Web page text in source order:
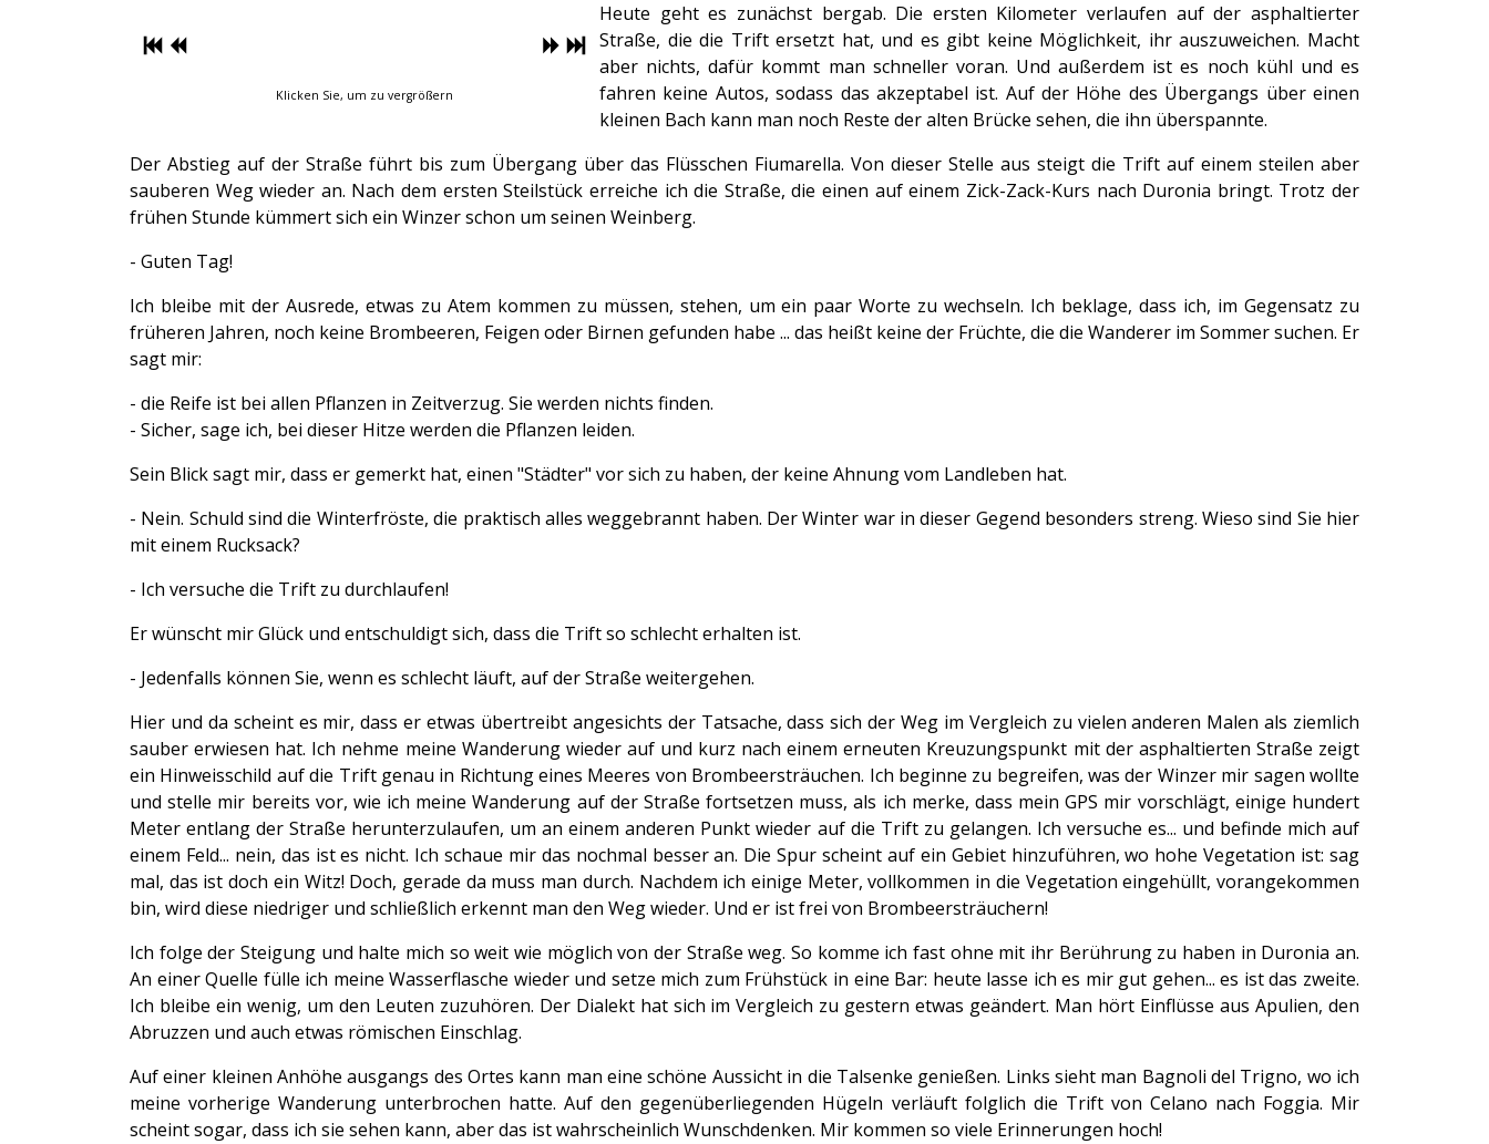
Klicken Sie, um zu vergrößern
Heute geht es zunächst bergab. Die ersten Kilometer verlaufen auf der asphaltierter
Straße, die die Trift ersetzt hat, und es gibt keine Möglichkeit, ihr auszuweichen. Macht
aber nichts, dafür kommt man schneller voran. Und außerdem ist es noch kühl und es
fahren keine Autos, sodass das akzeptabel ist. Auf der Höhe des Übergangs über einen
kleinen Bach kann man noch Reste der alten Brücke sehen, die ihn überspannte.
Der Abstieg auf der Straße führt bis zum Übergang über das Flüsschen Fiumarella. Von dieser Stelle aus steigt die Trift auf einem steilen aber
sauberen Weg wieder an. Nach dem ersten Steilstück erreiche ich die Straße, die einen auf einem Zick-Zack-Kurs nach Duronia bringt. Trotz der
frühen Stunde kümmert sich ein Winzer schon um seinen Weinberg.
- Guten Tag!
Ich bleibe mit der Ausrede, etwas zu Atem kommen zu müssen, stehen, um ein paar Worte zu wechseln. Ich beklage, dass ich, im Gegensatz zu
früheren Jahren, noch keine Brombeeren, Feigen oder Birnen gefunden habe ... das heißt keine der Früchte, die die Wanderer im Sommer suchen. Er
sagt mir:
- die Reife ist bei allen Pflanzen in Zeitverzug. Sie werden nichts finden.
- Sicher, sage ich, bei dieser Hitze werden die Pflanzen leiden.
Sein Blick sagt mir, dass er gemerkt hat, einen "Städter" vor sich zu haben, der keine Ahnung vom Landleben hat.
- Nein. Schuld sind die Winterfröste, die praktisch alles weggebrannt haben. Der Winter war in dieser Gegend besonders streng. Wieso sind Sie hier
mit einem Rucksack?
- Ich versuche die Trift zu durchlaufen!
Er wünscht mir Glück und entschuldigt sich, dass die Trift so schlecht erhalten ist.
- Jedenfalls können Sie, wenn es schlecht läuft, auf der Straße weitergehen.
Hier und da scheint es mir, dass er etwas übertreibt angesichts der Tatsache, dass sich der Weg im Vergleich zu vielen anderen Malen als ziemlich
sauber erwiesen hat. Ich nehme meine Wanderung wieder auf und kurz nach einem erneuten Kreuzungspunkt mit der asphaltierten Straße zeigt
ein Hinweisschild auf die Trift genau in Richtung eines Meeres von Brombeersträuchen. Ich beginne zu begreifen, was der Winzer mir sagen wollte
und stelle mir bereits vor, wie ich meine Wanderung auf der Straße fortsetzen muss, als ich merke, dass mein GPS mir vorschlägt, einige hundert
Meter entlang der Straße herunterzulaufen, um an einem anderen Punkt wieder auf die Trift zu gelangen. Ich versuche es... und befinde mich auf
einem Feld... nein, das ist es nicht. Ich schaue mir das nochmal besser an. Die Spur scheint auf ein Gebiet hinzuführen, wo hohe Vegetation ist: sag
mal, das ist doch ein Witz! Doch, gerade da muss man durch. Nachdem ich einige Meter, vollkommen in die Vegetation eingehüllt, vorangekommen
bin, wird diese niedriger und schließlich erkennt man den Weg wieder. Und er ist frei von Brombeersträuchern!
Ich folge der Steigung und halte mich so weit wie möglich von der Straße weg. So komme ich fast ohne mit ihr Berührung zu haben in Duronia an.
An einer Quelle fülle ich meine Wasserflasche wieder und setze mich zum Frühstück in eine Bar: heute lasse ich es mir gut gehen... es ist das zweite.
Ich bleibe ein wenig, um den Leuten zuzuhören. Der Dialekt hat sich im Vergleich zu gestern etwas geändert. Man hört Einflüsse aus Apulien, den
Abruzzen und auch etwas römischen Einschlag.
Auf einer kleinen Anhöhe ausgangs des Ortes kann man eine schöne Aussicht in die Talsenke genießen. Links sieht man Bagnoli del Trigno, wo ich
meine vorherige Wanderung unterbrochen hatte. Auf den gegenüberliegenden Hügeln verläuft folglich die Trift von Celano nach Foggia. Mir
scheint sogar, dass ich sie sehen kann, aber das ist wahrscheinlich Wunschdenken. Mir kommen so viele Erinnerungen hoch!